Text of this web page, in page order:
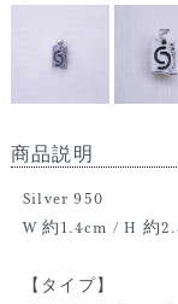
商品説明
Silver 950
W 約1.4cm / H 約
【タイプ】